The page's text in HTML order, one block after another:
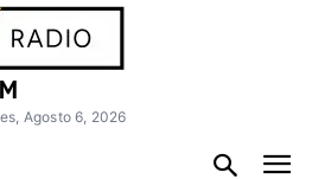
Agosto 6, 2026